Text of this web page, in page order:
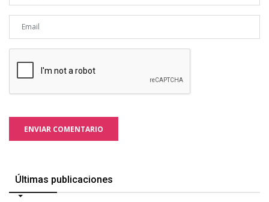
ENVIAR COMENTARIO
Últimas publicaciones